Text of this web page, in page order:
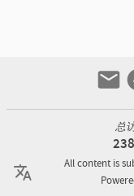
总
All content is